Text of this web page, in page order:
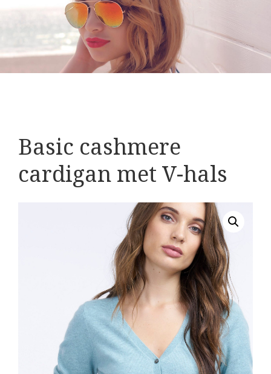
Basic cashmere
cardigan met V-hals